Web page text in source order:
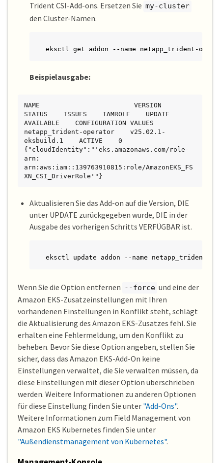
Trident CSI-Add-ons. Ersetzen Sie my-cluster
den Cluster-Namen.
eksctl get addon --name netapp_trident-
Beispielausgabe:
NAME                        VERSION
STATUS    ISSUES    IAMROLE    UPDATE
AVAILABLE    CONFIGURATION VALUES
netapp_trident-operator    v25.02.1-
eksbuild.1    ACTIVE    0
{"cloudIdentity":"'eks.amazonaws.com/role-
arn:
arn:aws:iam::139763910815:role/AmazonEKS_FS
XN_CSI_DriverRole'"}
Aktualisieren Sie das Add-on auf die Version, DIE
unter UPDATE zurückgegeben wurde, DIE in der
Ausgabe des vorherigen Schritts VERFÜGBAR ist.
eksctl update addon --name
Wenn Sie die Option entfernen --force und eine der
Amazon EKS-Zusatzeinstellungen mit Ihren
vorhandenen Einstellungen in Konflikt steht, schlägt
die Aktualisierung des Amazon EKS-Zusatzes fehl. Sie
erhalten eine Fehlermeldung, um den Konflikt zu
beheben. Bevor Sie diese Option angeben, stellen Sie
sicher, dass das Amazon EKS-Add-On keine
Einstellungen verwaltet, die Sie verwalten müssen, da
diese Einstellungen mit dieser Option überschrieben
werden. Weitere Informationen zu anderen Optionen
für diese Einstellung finden Sie unter "Add-Ons".
Weitere Informationen zum Field Management von
Amazon EKS Kubernetes finden Sie unter
"Außendienstmanagement von Kubernetes".